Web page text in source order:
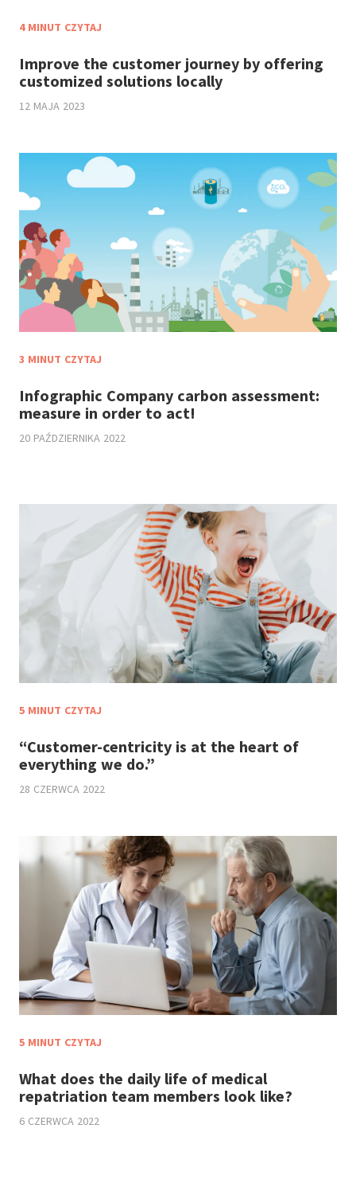
4 MINUT CZYTAJ
Improve the customer journey by offering
customized solutions locally
12 MAJA 2023
3 MINUT CZYTAJ
Infographic Company carbon assessment:
measure in order to act!
20 PAŹDZIERNIKA 2022
5 MINUT CZYTAJ
“Customer-centricity is at the heart of
everything we do.”
28 CZERWCA 2022
5 MINUT CZYTAJ
What does the daily life of medical
repatriation team members look like?
6 CZERWCA 2022